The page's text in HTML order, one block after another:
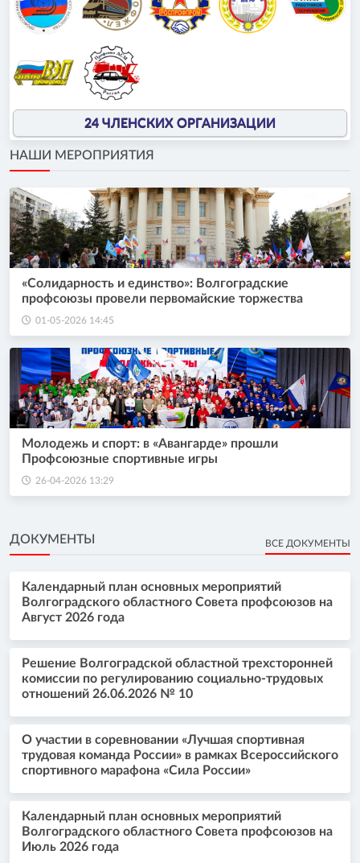
24 ЧЛЕНСКИХ ОРГАНИЗАЦИИ
НАШИ МЕРОПРИЯТИЯ
«Солидарность и единство»: Волгоградские
профсоюзы провели первомайские торжества
01-05-2026 14:45
Молодежь и спорт: в «Авангарде» прошли
Профсоюзные спортивные игры
26-04-2026 13:29
ДОКУМЕНТЫ ВСЕ ДОКУМЕНТЫ
Календарный план основных мероприятий
Волгоградского областного Совета профсоюзов на
Август 2026 года
Решение Волгоградской областной трехсторонней
комиссии по регулированию социально-трудовых
отношений 26.06.2026 № 10
О участии в соревновании «Лучшая спортивная
трудовая команда России» в рамках Всероссийского
спортивного марафона «Сила России»
Календарный план основных мероприятий
Волгоградского областного Совета профсоюзов на
Июль 2026 года